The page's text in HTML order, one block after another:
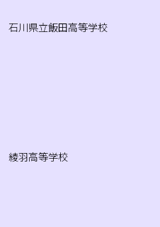
石川県立飯田高等学校
綾羽高等学校